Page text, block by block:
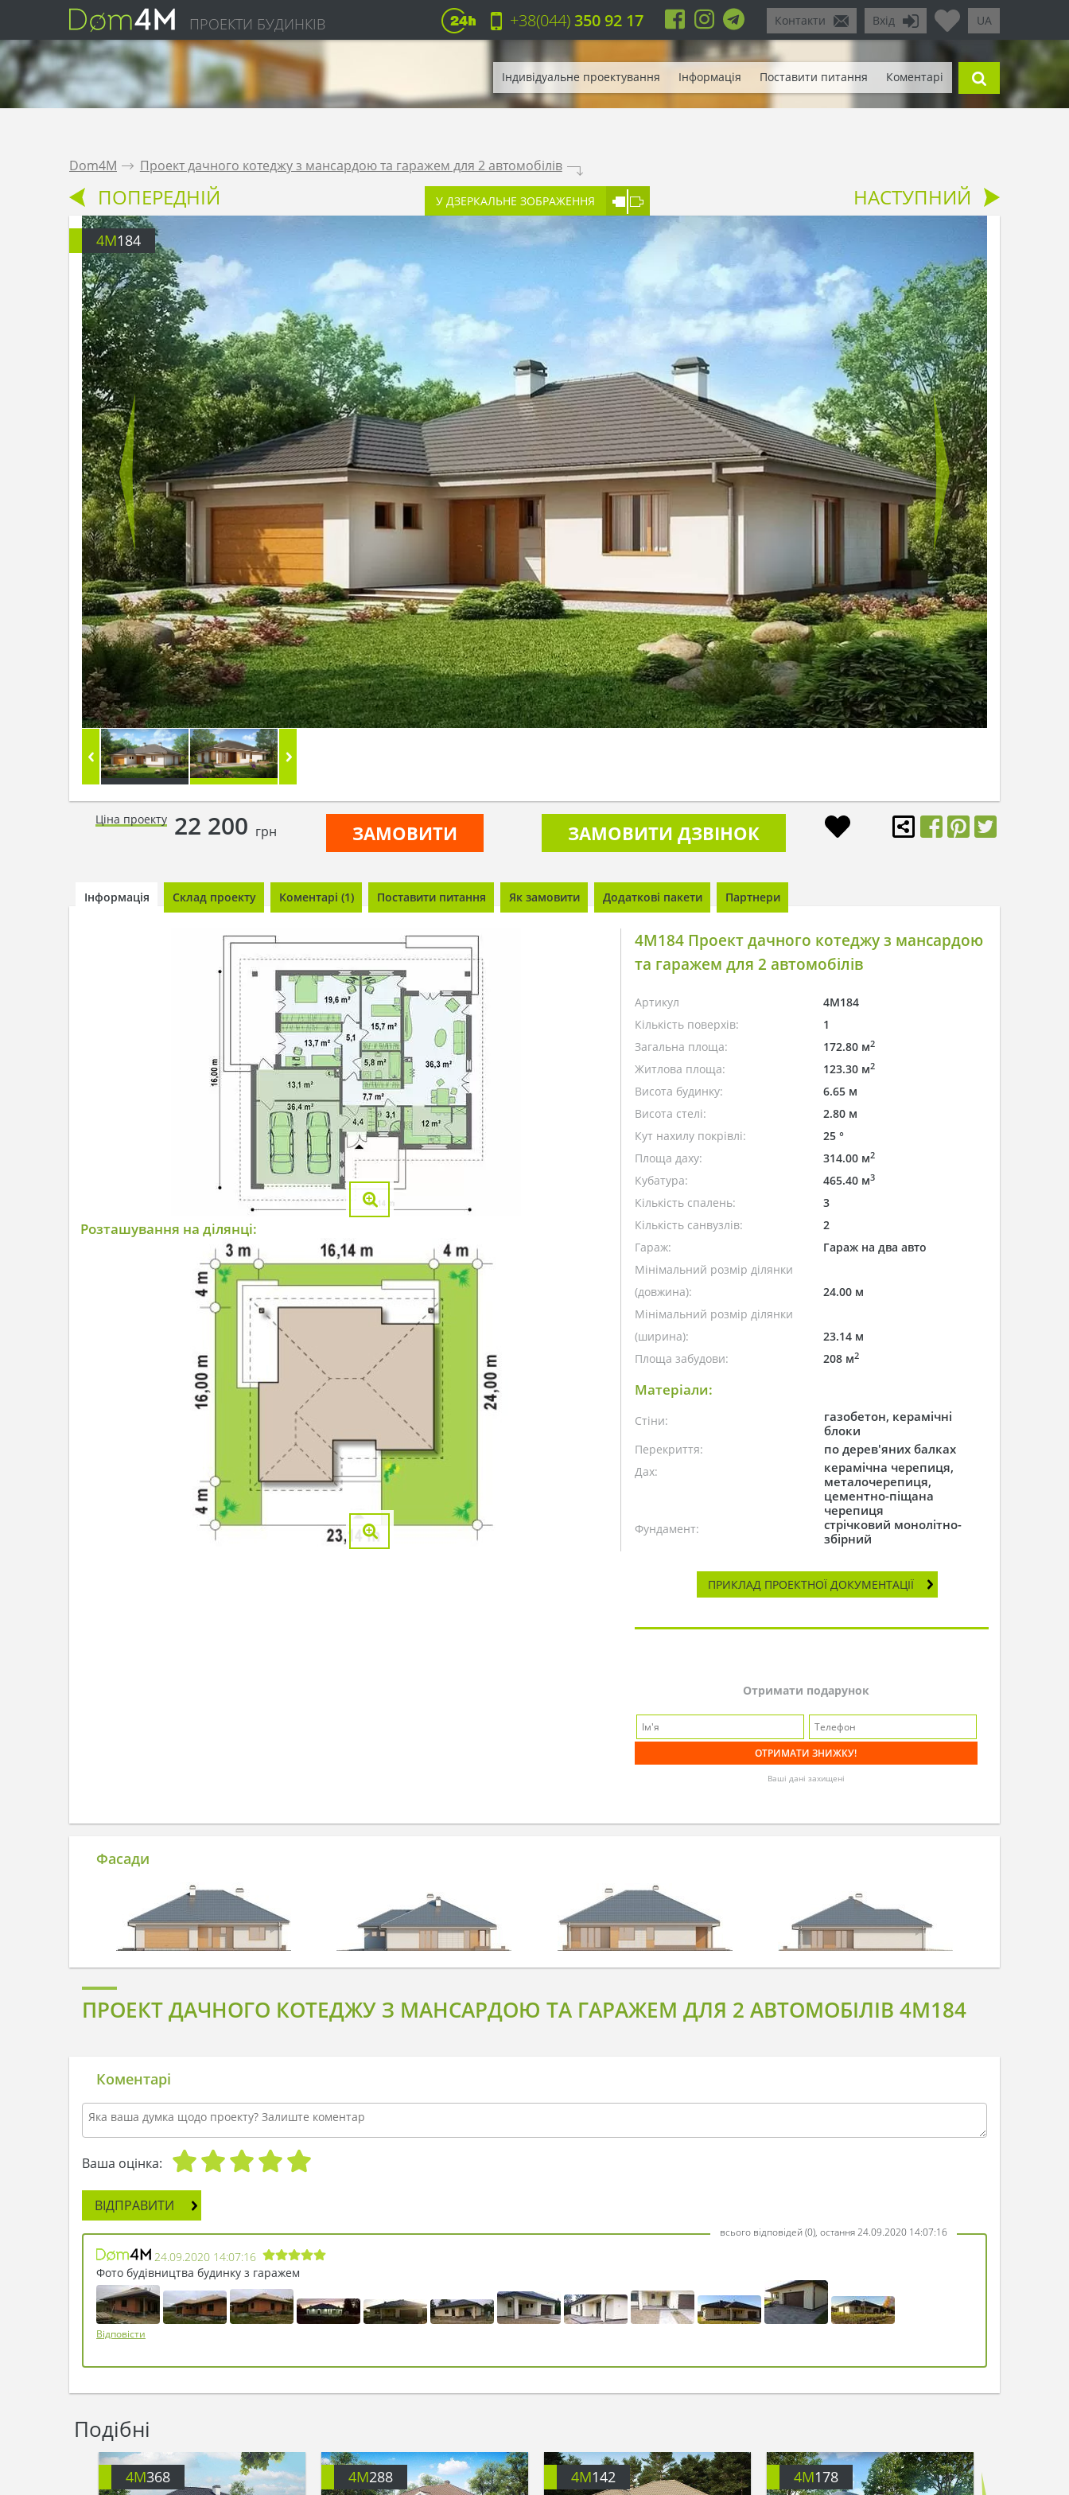
ПРОЕКТИ БУДИНКІВ UA
Вхід
Контакти
+38(044)350 92 17
Індивідуальне проектування Інформація Поставити питання Коментарі
Dom4M . Проект дачного котеджу з мансардою та гаражем для 2 автомобілів .
ПОПЕРЕДНІЙ У ДЗЕРКАЛЬНЕ ЗОБРАЖЕННЯ НАСТУПНИЙ
4M184
Ціна проекту 22 200 грн ЗАМОВИТИ ЗАМОВИТИ ДЗВІНОК
Інформація Склад проекту Коментарі (1) Поставити питання Як замовити Додаткові пакети Партнери
Розташування на ділянці:
4M184 Проект дачного котеджу з мансардою
та гаражем для 2 автомобілів
Артикул
4M184
Кількість поверхів:
1
Загальна площа:
172.80 м2
Житлова площа: 123.30 м2
Висота будинку:
6.65 м
Висота стелі:
2.80 м
Кут нахилу покрівлі:
25 °
Площа даху:
314.00 м2
Кубатура: 465.40 м3
Кількість спалень:
3
Кількість санвузлів:
2
Гараж:
Гараж на два авто
Мінімальний розмір ділянки
(довжина):
24.00 м
Мінімальний розмір ділянки
(ширина):
23.14 м
Площа забудови:
208 м2
Матеріали:
Стіни:
газобетон, керамічні
блоки
Перекриття: по дерев'яних балках
Дах:
керамічна черепиця,
металочерепиця,
цементно-піщана
черепиця
Фундамент:
стрічковий монолітно-
збірний
ПРИКЛАД ПРОЕКТНОЇ ДОКУМЕНТАЦІЇ
Отримати подарунок
Ваші дані захищені
Фасади
ПРОЕКТ ДАЧНОГО КОТЕДЖУ З МАНСАРДОЮ ТА ГАРАЖЕМ ДЛЯ 2 АВТОМОБІЛІВ 4M184
Коментарі
Ваша оцінка:
ВІДПРАВИТИ
всього відповідей (0), остання 24.09.2020 14:07:16
24.09.2020 14:07:16
Фото будівництва будинку з гаражем
Відповісти
Подібні
4M368 4M288 4M142 4M178